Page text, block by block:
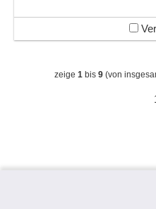
zeige 1 bis 9(von